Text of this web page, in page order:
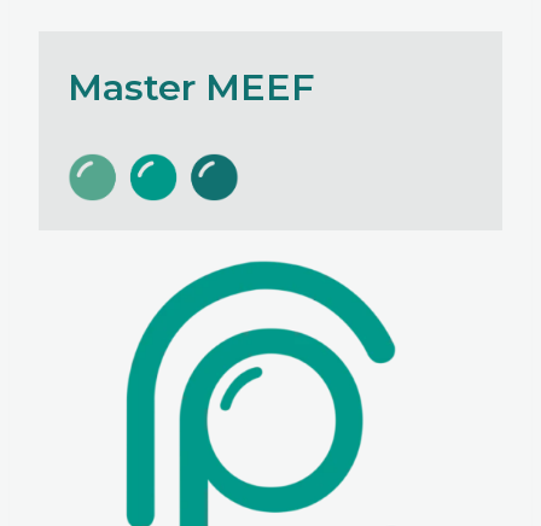
Master MEEF